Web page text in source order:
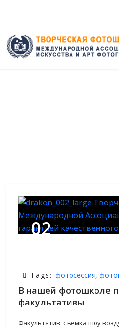
02
Tags: фотосессия,
В нашей фотошколе
факультативы
Факультатив: съемка шоу